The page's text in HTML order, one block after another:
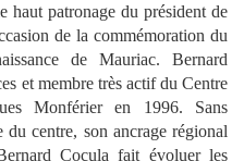
haut patronage du président de
de la commémoration du
de Mauriac. Bernard
et membre très actif du Centre
Monférier en 1996. Sans
centre, son ancrage régional
Cocula fait évoluer les